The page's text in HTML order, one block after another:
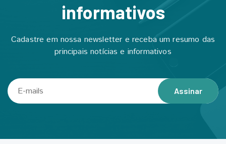
informativos
Cadastre em nossa newsletter e receba um resumo das
principais notícias e informativos
Assinar